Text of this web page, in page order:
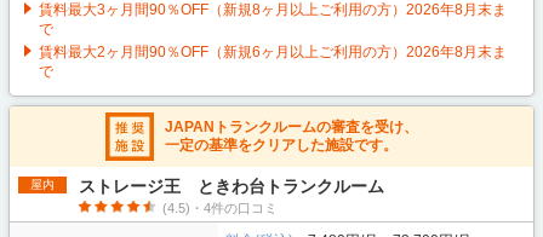
賃料最大3ヶ月間90％OFF（新規8ヶ月以上ご利用の方）2026年8月末ま
で
賃料最大2ヶ月間90％OFF（新規6ヶ月以上ご利用の方）2026年8月末ま
で
JAPANトランクルームの審査を受け、
一定の基準をクリアした施設です。
屋内 ストレージ王 ときわ台トランクルーム
(4.5)・4件の口コミ